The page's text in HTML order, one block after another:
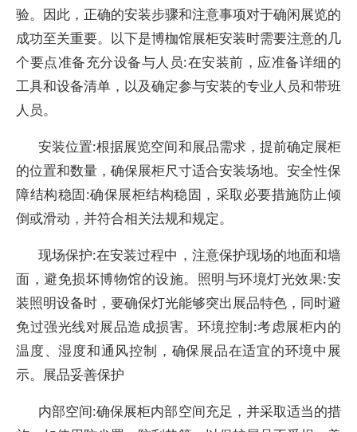
验。因此，正确的安装步骤和注意事项对于确闲展览的
成功至关重要。以下是博枷馆展柜安装时需要注意的几
个要点准备充分设备与人员:在安装前，应准备详细的
工具和设备清单，以及确定参与安装的专业人员和带班
人员。
安装位置:根据展览空间和展品需求，提前确定展柜
的位置和数量，确保展柜尺寸适合安装场地。安全性保
障结构稳固:确保展柜结构稳固，采取必要措施防止倾
倒或滑动，并符合相关法规和规定。
现场保护:在安装过程中，注意保护现场的地面和墙
面，避免损坏博物馆的设施。照明与环境灯光效果:安
装照明设备时，要确保灯光能够突出展品特色，同时避
免过强光线对展品造成损害。环境控制:考虑展柜内的
温度、湿度和通风控制，确保展品在适宜的环境中展
示。展品妥善保护
内部空间:确保展柜内部空间充足，并采取适当的措